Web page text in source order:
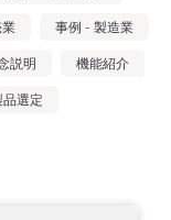
事例 - 製造業
説明 機能紹介
品選定